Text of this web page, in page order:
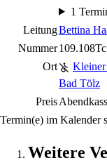
1
LeitungBettina
Nummer109.108Tc
Ort
Bad Tölz
Preis
Termin(e) im Kalender
Weitere